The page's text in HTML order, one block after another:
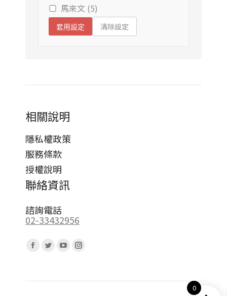
馬來文 (5)
套用設定 清除設定
相關說明
隱私權政策
服務條款
授權說明
聯絡資訊
諮詢電話
02-33432956
Facebook
opens
Twitter
opens
YouTube
opens
Instagram
opens
0